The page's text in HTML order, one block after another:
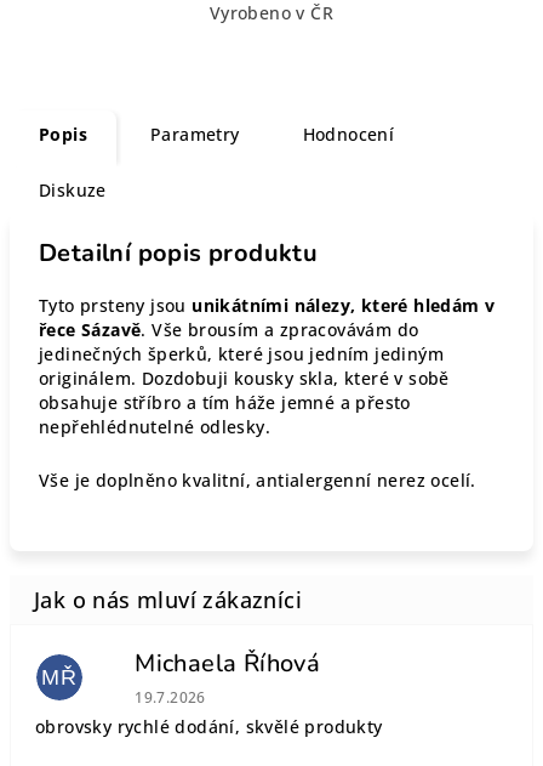
Vyrobeno v ČR
Popis Parametry Hodnocení
Diskuze
Detailní popis produktu
Tyto prsteny jsou unikátními nálezy, které hledám v
řece Sázavě. Vše brousím a zpracovávám do
jedinečných šperků, které jsou jedním jediným
originálem. Dozdobuji kousky skla, které v sobě
obsahuje stříbro a tím háže jemné a přesto
nepřehlédnutelné odlesky.
Vše je doplněno kvalitní, antialergenní nerez ocelí.
MŘ Michaela Říhová
Hodnocení obchodu je 5 z 5 hvězdiček.
19.7.2026
obrovsky rychlé dodání, skvělé produkty